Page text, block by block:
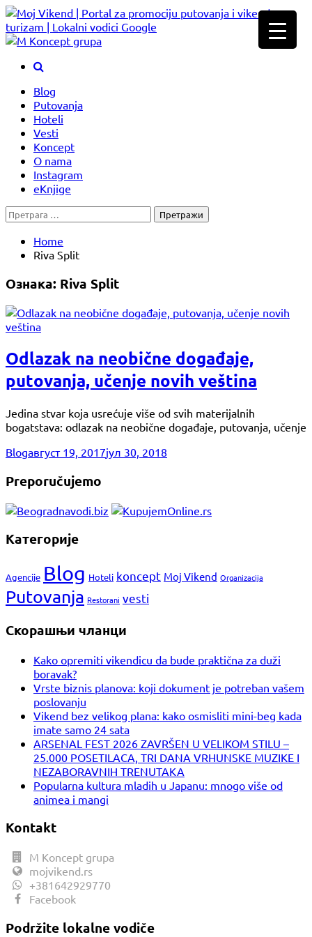
Skip
to
content
Blog
Putovanja
Hoteli
Vesti
Koncept
O nama
Instagram
eKnjige
Претрага
за:
Home
Riva Split
Ознака: Riva Split
Odlazak na neobične događaje,
putovanja, učenje novih veština
Jedina stvar koja usrećuje više od svih materijalnih
bogatstava: odlazak na neobične događaje, putovanja, učenje
Blogавгуст 19, 2017јул 30, 2018
Preporučujemo
Категорије
Agencije Blog Hoteli koncept Moj Vikend Organizacija
Putovanja Restorani vesti
Скорашњи чланци
Kako opremiti vikendicu da bude praktična za duži
boravak?
Vrste biznis planova: koji dokument je potreban vašem
poslovanju
Vikend bez velikog plana: kako osmisliti mini-beg kada
imate samo 24 sata
ARSENAL FEST 2026 ZAVRŠEN U VELIKOM STILU –
25.000 POSETILACA, TRI DANA VRHUNSKE MUZIKE I
NEZABORAVNIH TRENUTAKA
Popularna kultura mladih u Japanu: mnogo više od
animea i mangi
Kontakt
M Koncept grupa
mojvikend.rs
+381642929770
Facebook
Podržite lokalne vodiče